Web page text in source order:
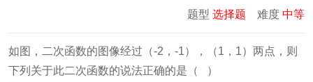
题型 选择题 难度 中等
如图，二次函数的图像经过（-2，-1），（1，1）两点，则
下列关于此二次函数的说法正确的是（ ）